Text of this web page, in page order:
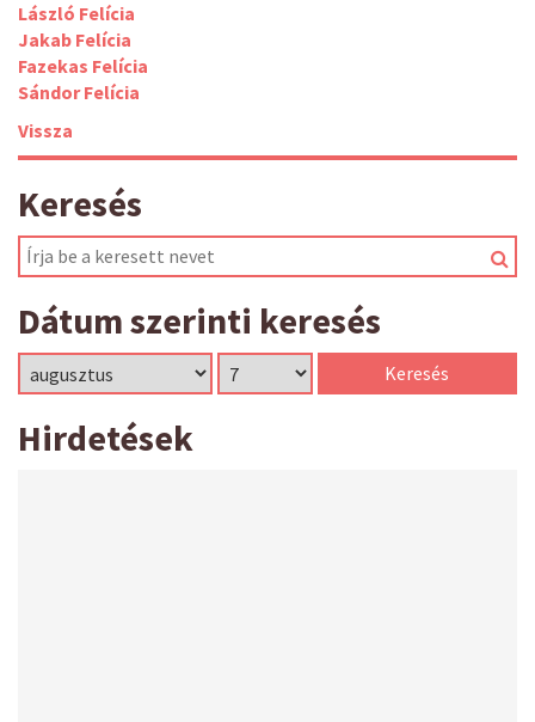
László Felícia
Jakab Felícia
Fazekas Felícia
Sándor Felícia
Vissza
Keresés
Dátum szerinti keresés
Hirdetések